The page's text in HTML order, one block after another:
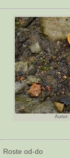
Autor:
Roste od-do